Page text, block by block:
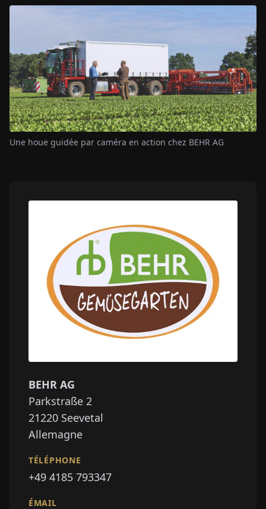
Une houe guidée par caméra en action chez BEHR AG
BEHR AG
Parkstraße 2
21220 Seevetal
Allemagne
TÉLÉPHONE
+49 4185 793347
ÉMAIL